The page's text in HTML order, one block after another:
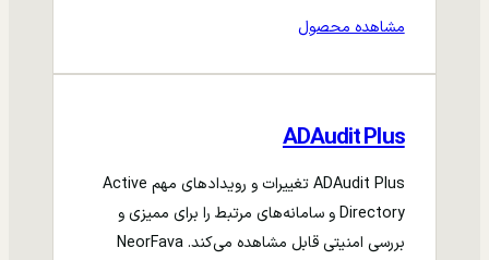
مشاهده محصول
ADAudit Plus
ADAudit Plus تغییرات و رویدادهای مهم Active
Directory و سامانه‌های مرتبط را برای ممیزی و
بررسی امنیتی قابل مشاهده می‌کند. NeorFava